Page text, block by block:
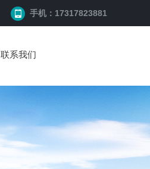
手机：17317823881
联系我们